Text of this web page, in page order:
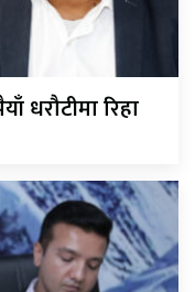
धरौटीमा रिहा